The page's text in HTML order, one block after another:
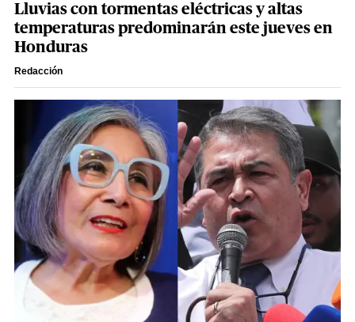
Lluvias con tormentas eléctricas y altas
temperaturas predominarán este jueves en
Honduras
Redacción